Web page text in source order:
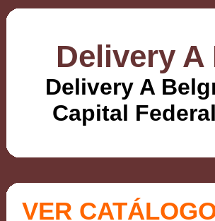
Delivery
Delivery A
Capital
VER